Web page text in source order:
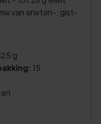
van erwten-, gist-
g
15